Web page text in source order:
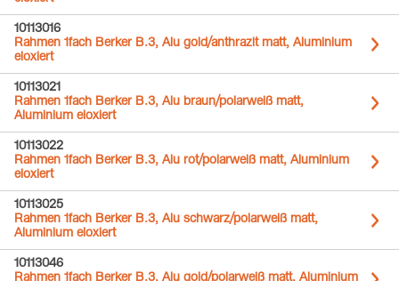
10113016
Rahmen 1fach Berker B.3, Alu gold/anthrazit matt, Aluminium
eloxiert
10113021
Rahmen 1fach Berker B.3, Alu braun/polarweiß matt,
Aluminium eloxiert
10113022
Rahmen 1fach Berker B.3, Alu rot/polarweiß matt, Aluminium
eloxiert
10113025
Rahmen 1fach Berker B.3, Alu schwarz/polarweiß matt,
Aluminium eloxiert
10113046
Rahmen 1fach Berker B.3, Alu gold/polarweiß matt, Aluminium